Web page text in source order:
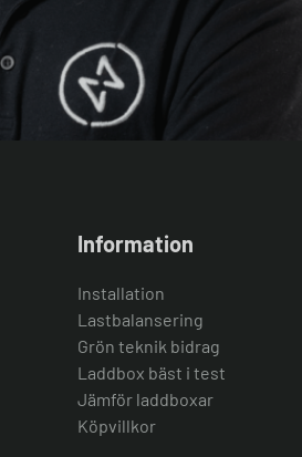
Information
Installation
Lastbalansering
Grön teknik bidrag
Laddbox bäst i test
Jämför laddboxar
Köpvillkor